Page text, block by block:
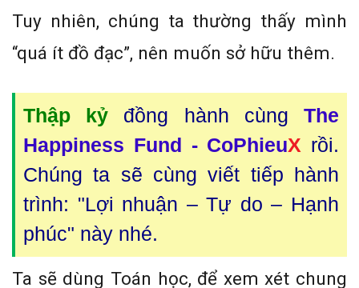
Tuy nhiên, chúng ta thường thấy mình
“quá ít đồ đạc”, nên muốn sở hữu thêm.
Thập kỷ đồng hành cùngThe
Happiness Fund - CoPhieuX rồi.
Chúng ta sẽ cùng viết tiếp hành
trình: "Lợi nhuận – Tự do – Hạnh
phúc" này nhé.
Ta sẽ dùng Toán học, để xem xét chung